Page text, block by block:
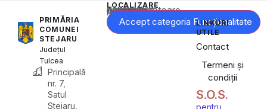
PRIMĂRIA
COMUNEI
STEJARU
Județul
Tulcea
Principală
nr. 7,
Satul
Stejaru,
LOCALIZARE
Acest conținut este blocat până când acceptați categoria corespunzătoare de cookie-uri.
Accept categoria Funcționalitate
LINKURI
UTILE
Contact
Termeni și
condiții
S.O.S.
pentru